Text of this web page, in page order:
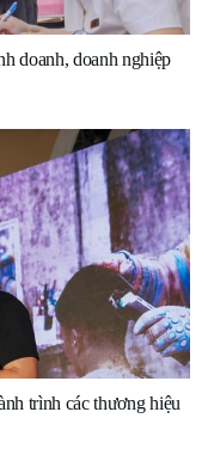
doanh, doanh nghiệp
trình các thương hiệu